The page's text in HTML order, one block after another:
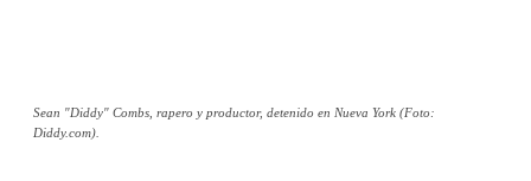
Sean "Diddy" Combs, rapero y productor, detenido en Nueva York (Foto:
Diddy.com).